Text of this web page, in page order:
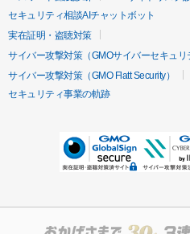
セキュリティ相談AIチャットボット
実在証明・盗聴対策
サイバー攻撃対策（GMOサイバーセキュリ
サイバー攻撃対策（GMO Flatt Security）
セキュリティ事業の軌跡